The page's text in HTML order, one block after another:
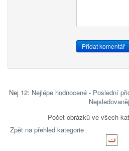
Nej 12: Nejlépe hodnocené- Poslední
Počet obrázků ve všech
Zpět na přehled kategorie